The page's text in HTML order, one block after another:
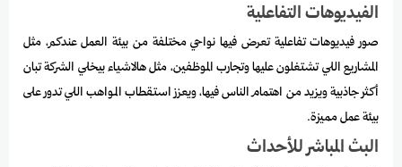
الفيديوهات التفاعلية
صور فيديوهات تفاعلية تعرض فيها نواحي مختلفة من بيئة العمل عندكم، مثل
المشاريع اللي تشتغلون عليها وتجارب الموظفين، مثل هالاشياء بيخلي الشركة تبان
أكثر جاذبية ويزيد من اهتمام الناس فيها، ويعزز استقطاب المواهب اللي تدور على
بيئة عمل مميزة.
البث المباشر للأحداث